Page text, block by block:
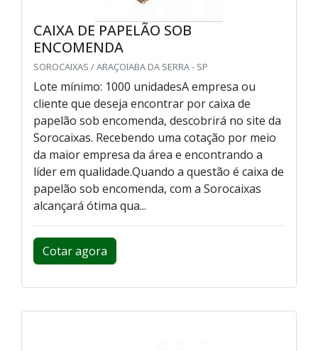
CAIXA DE PAPELÃO SOB
ENCOMENDA
SOROCAIXAS / ARAÇOIABA DA SERRA - SP
Lote mínimo: 1000 unidadesA empresa ou
cliente que deseja encontrar por caixa de
papelão sob encomenda, descobrirá no site da
Sorocaixas. Recebendo uma cotação por meio
da maior empresa da área e encontrando a
líder em qualidade.Quando a questão é caixa de
papelão sob encomenda, com a Sorocaixas
alcançará ótima qua...
Cotar agora